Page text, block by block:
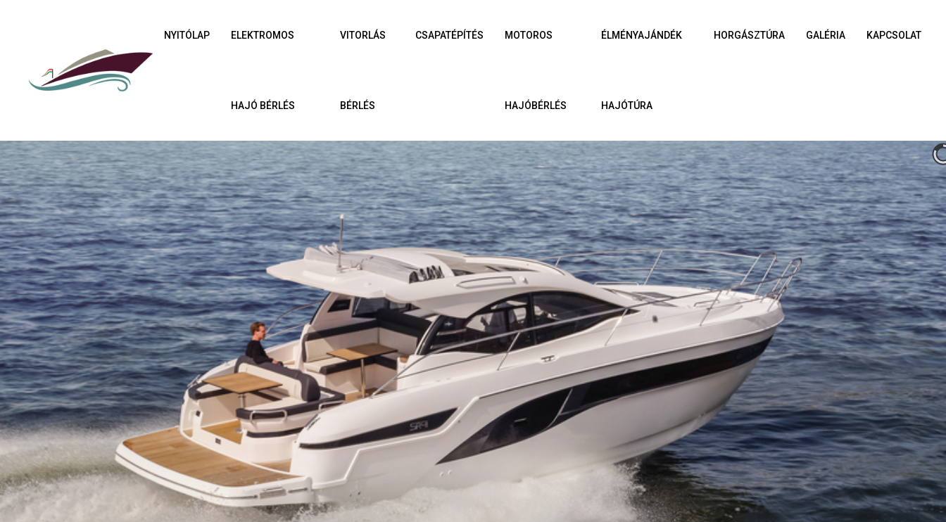
NYITÓLAP ELEKTROMOS
HAJÓ BÉRLÉS
VITORLÁS
BÉRLÉS
CSAPATÉPÍTÉS MOTOROS
HAJÓBÉRLÉS
ÉLMÉNYAJÁNDÉK
HAJÓTÚRA
HORGÁSZTÚRA GALÉRIA KAPCSOLAT